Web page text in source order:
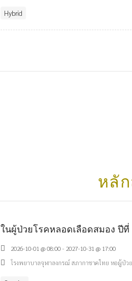
Hybrid
หลั
ในผู้ป่วยโรคหลอดเลือดสมอง ปีที่
2026-10-01 @ 08:00 - 2027-10-31 @ 17:00
โรงพยาบาลจุฬาลงกรณ์ สภากาชาดไทย หอผู้ป่ว